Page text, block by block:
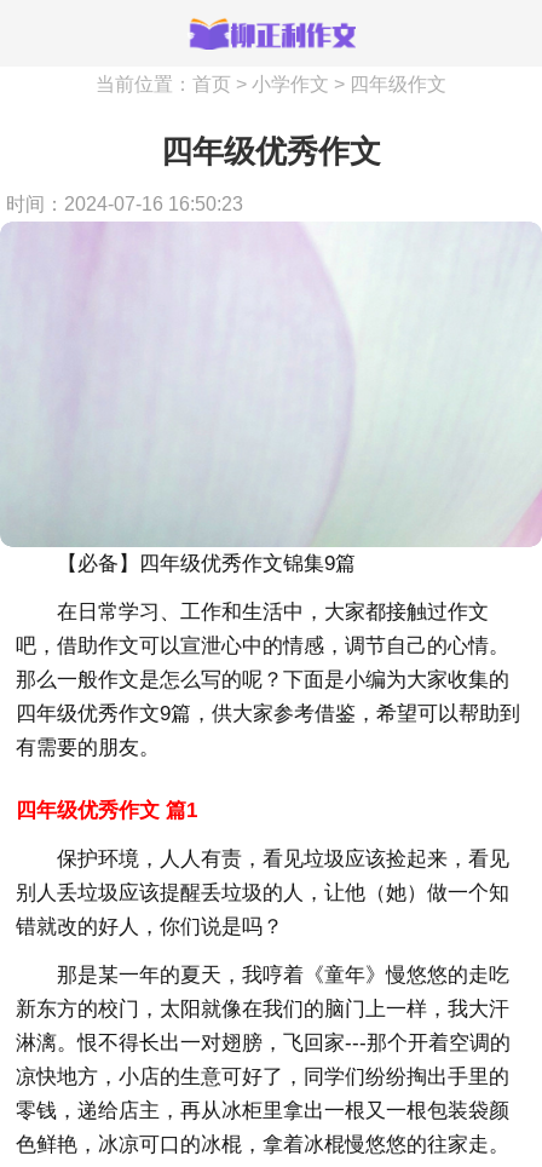
当前位置： 首页 > 小学作文 > 四年级作文
四年级优秀作文
时间：2024-07-16 16:50:23
【必备】四年级优秀作文锦集9篇
在日常学习、工作和生活中，大家都接触过作文
吧，借助作文可以宣泄心中的情感，调节自己的心情。
那么一般作文是怎么写的呢？下面是小编为大家收集的
四年级优秀作文9篇，供大家参考借鉴，希望可以帮助到
有需要的朋友。
四年级优秀作文 篇1
保护环境，人人有责，看见垃圾应该捡起来，看见
别人丢垃圾应该提醒丢垃圾的人，让他（她）做一个知
错就改的好人，你们说是吗？
那是某一年的夏天，我哼着《童年》慢悠悠的走吃
新东方的校门，太阳就像在我们的脑门上一样，我大汗
淋漓。恨不得长出一对翅膀，飞回家---那个开着空调的
凉快地方，小店的生意可好了，同学们纷纷掏出手里的
零钱，递给店主，再从冰柜里拿出一根又一根包装袋颜
色鲜艳，冰凉可口的冰棍，拿着冰棍慢悠悠的往家走。